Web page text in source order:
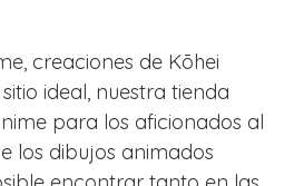
creaciones de Kōhei
ideal, nuestra tienda
para los aficionados al
los dibujos animados